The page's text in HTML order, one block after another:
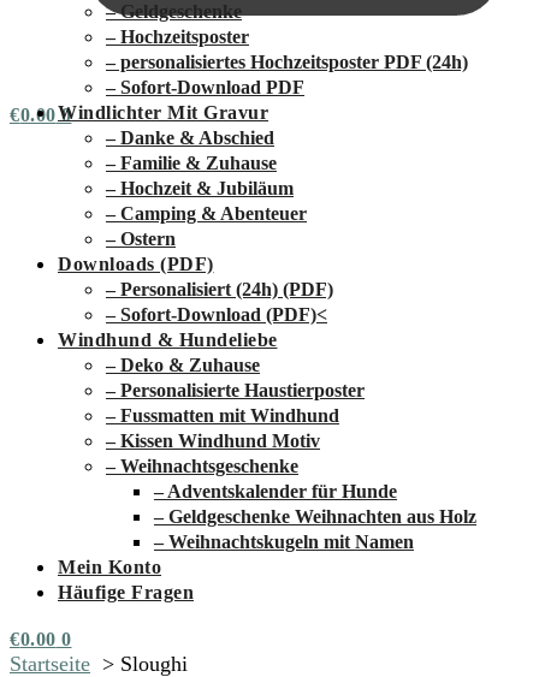
€0.00 0
– Geldgeschenke
– Hochzeitsposter
– personalisiertes Hochzeitsposter PDF (24h)
– Sofort-Download PDF
Windlichter Mit Gravur
– Danke & Abschied
– Familie & Zuhause
– Hochzeit & Jubiläum
– Camping & Abenteuer
– Ostern
Downloads (PDF)
– Personalisiert (24h) (PDF)
– Sofort-Download (PDF)<
Windhund & Hundeliebe
– Deko & Zuhause
– Personalisierte Haustierposter
– Fussmatten mit Windhund
– Kissen Windhund Motiv
– Weihnachtsgeschenke
– Adventskalender für Hunde
– Geldgeschenke Weihnachten aus Holz
– Weihnachtskugeln mit Namen
Mein Konto
Häufige Fragen
€0.00 0
Startseite Sloughi